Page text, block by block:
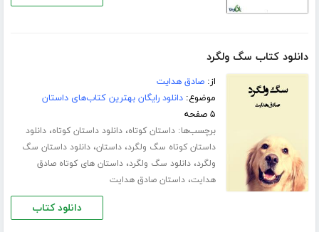
دانلود کتاب سگ ولگرد
از:صادق هدایت
موضوع:دانلود رایگان بهترین کتاب‌های داستان
۵ صفحه
برچسب‌ها:داستان کوتاه،دانلود داستان کوتاه،دانلود
داستان کوتاه سگ ولگرد،داستان،دانلود داستان سگ
ولگرد،دانلود سگ ولگرد،داستان های کوتاه صادق
هدایت،داستان صادق هدایت
دانلود کتاب